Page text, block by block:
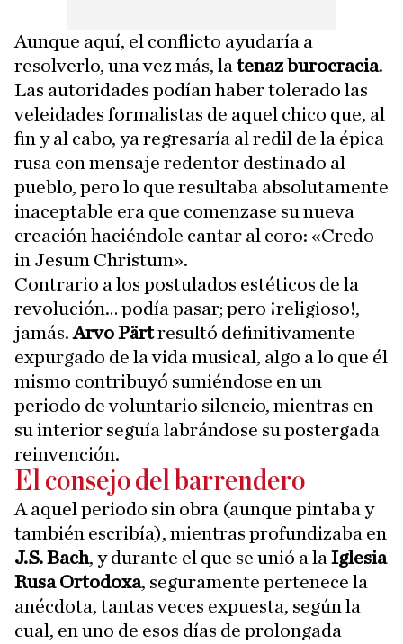
Aunque aquí, el conflicto ayudaría a
resolverlo, una vez más, la tenaz burocracia.
Las autoridades podían haber tolerado las
veleidades formalistas de aquel chico que, al
fin y al cabo, ya regresaría al redil de la épica
rusa con mensaje redentor destinado al
pueblo, pero lo que resultaba absolutamente
inaceptable era que comenzase su nueva
creación haciéndole cantar al coro: «Credo
in Jesum Christum».
Contrario a los postulados estéticos de la
revolución… podía pasar; pero ¡religioso!,
jamás.Arvo Pärtresultó definitivamente
expurgado de la vida musical, algo a lo que él
mismo contribuyó sumiéndose en un
periodo de voluntario silencio, mientras en
su interior seguía labrándose su postergada
reinvención.
El consejo del barrendero
A aquel periodo sin obra (aunque pintaba y
también escribía), mientras profundizaba en
J.S. Bach, y durante el que se unió a la Iglesia
Rusa Ortodoxa, seguramente pertenece la
anécdota, tantas veces expuesta, según la
cual, en uno de esos días de prolongada